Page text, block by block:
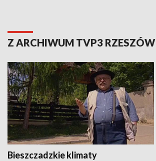
Z ARCHIWUM TVP3 RZESZÓW
Bieszczadzkie klimaty